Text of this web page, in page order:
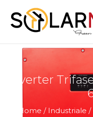
Inverter
Home / Industriale /